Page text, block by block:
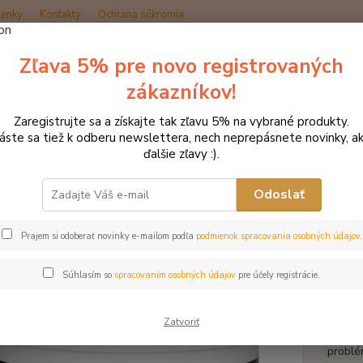
Kontakty Ochrana súkromia
Hľadať
pre kone Starostlivosť o kopytá MAGIC CUSHION
CUSHION TERAPEUTICKÉ
(či
Zľava 5% pre novo registrovaných
zákazníkov!
Zaregistrujte sa a získajte tak zľavu 5% na vybrané produkty.
sa tiež k odberu newslettera, nech neprepásnete novinky,
ďalšie zľavy :).
Odoslať
Prajem si odoberať novinky e-mailom podľa podmienok spracovania osobných údajov.
Súhlasím so spracovaním osobných údajov pre účely registrácie.
Zatvoriť